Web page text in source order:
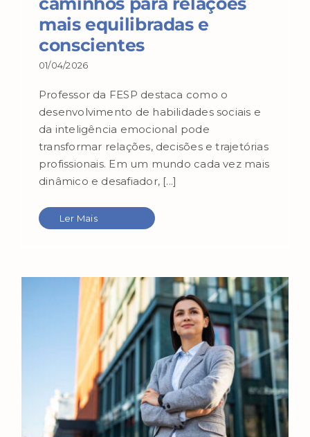
mais equilibradas e
conscientes
01/04/2026
Professor da FESP destaca como o
desenvolvimento de habilidades sociais e
da inteligência emocional pode
transformar relações, decisões e trajetórias
profissionais. Em um mundo cada vez mais
dinâmico e desafiador, [...]
Ler Mais